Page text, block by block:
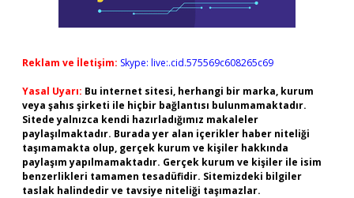
Reklam ve İletişim: Skype: live:.cid.575569c608265c69
Yasal Uyarı: Bu internet sitesi, herhangi bir marka, kurum
veya şahıs şirketi ile hiçbir bağlantısı bulunmamaktadır.
Sitede yalnızca kendi hazırladığımız makaleler
paylaşılmaktadır. Burada yer alan içerikler haber niteliği
taşımamakta olup, gerçek kurum ve kişiler hakkında
paylaşım yapılmamaktadır. Gerçek kurum ve kişiler ile isim
benzerlikleri tamamen tesadüfidir. Sitemizdeki bilgiler
taslak halindedir ve tavsiye niteliği taşımazlar.